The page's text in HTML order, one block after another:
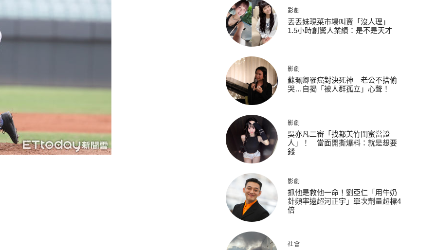
影劇
丟丟妹現菜市場叫賣「沒人理」
1.5小時創驚人業績：是不是天才
影劇
蘇珮卿罹癌對決死神 老公不捨偷
哭…自揭「被人群孤立」心聲！
影劇
吳亦凡二審「找都美竹閨蜜當證
人」！ 當面開撕爆料：就是想要
錢
影劇
抓他是救他一命！劉亞仁「用牛奶
針頻率遠超河正宇」單次劑量超標4
倍
社會